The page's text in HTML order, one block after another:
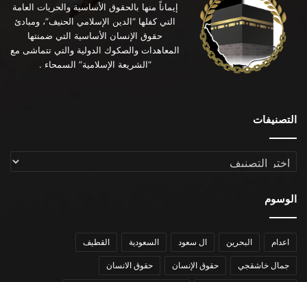
إيماناً منها بالحقوق الأساسية والحريات العامة
التي كفلها “الدين الإسلامي الحنيف”، ومبادئ
حقوق الإنسان الأساسية التي ضمنتها
المعاهدات والصكوك الدولية والتي تتماشى مع
“الشريعة الإسلامية” السمحاء .
التصنيفات
التصنيفات
الوسوم
اعدام البحرين ال سعود السعودية القطيف
جمال خاشقجي حقوق الإنسان حقوق الانسان